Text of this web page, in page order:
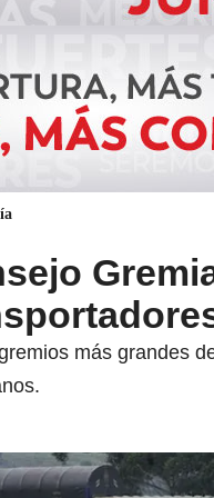
más grandes